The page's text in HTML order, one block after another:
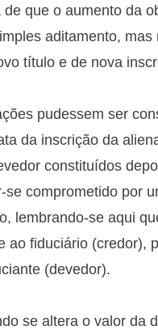
de que o aumento da
aditamento,
título e de nova
pudessem ser
da inscrição da
constituídos
se comprometido por
lembrando-se aqui
ao fiduciário (credor),
(devedor).
se altera o valor da